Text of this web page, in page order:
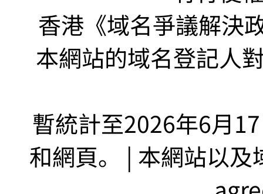
香港《域名爭議解決
本網站的域名登記人
暫統計至2026年6月
和網頁。 | 本網站以